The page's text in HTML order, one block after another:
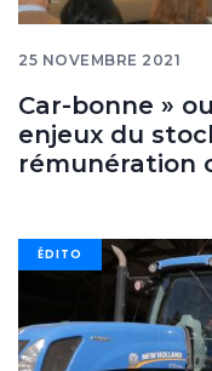
25 NOVEMBRE 2021
Car-bonne »
enjeux du
rémunération
ÉDITO
Image